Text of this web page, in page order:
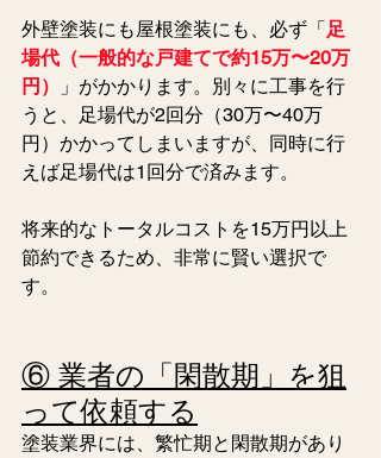
外壁塗装にも屋根塗装にも、必ず「足
場代（一般的な戸建てで約15万〜20万
円）
」がかかります。別々に工事を行
うと、足場代が2回分（30万〜40万
円）かかってしまいますが、同時に行
えば足場代は1回分で済みます。
将来的なトータルコストを15万円以上
節約できるため、非常に賢い選択で
す。
⑥ 業者の「閑散期」を狙
って依頼する
塗装業界には、繁忙期と閑散期があり